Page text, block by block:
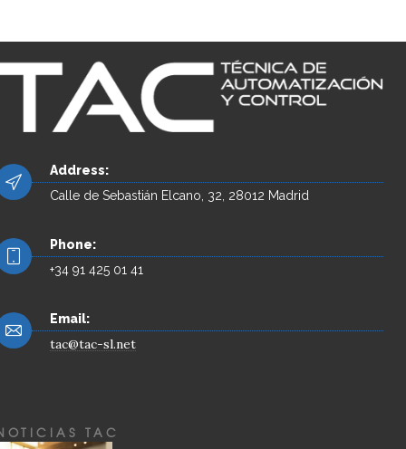
Address:
Calle de Sebastián Elcano, 32, 28012 Madrid
Phone:
+34 91 425 01 41
Email:
tac@tac-sl.net
TAC